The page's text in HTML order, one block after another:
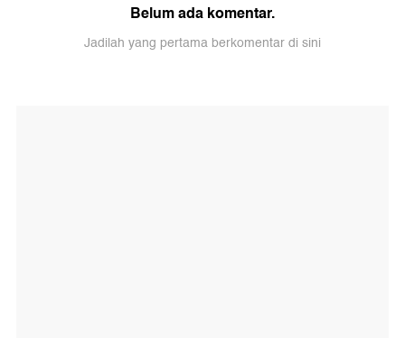
Belum ada komentar.
Jadilah yang pertama berkomentar di sini